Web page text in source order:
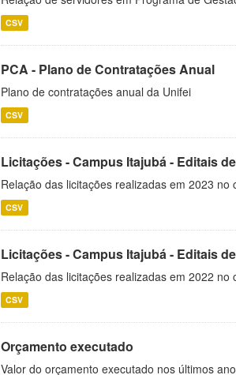
CSV
PCA - Plano de Contratações Anual
Plano de contratações anual da Unifei
CSV
Licitações - Campus Itajubá - Editais
Relação das licitações realizadas em 2023 no
CSV
Licitações - Campus Itajubá - Editais
Relação das licitações realizadas em 2022 no
CSV
Orçamento executado
Valor do orçamento executado nos últimos